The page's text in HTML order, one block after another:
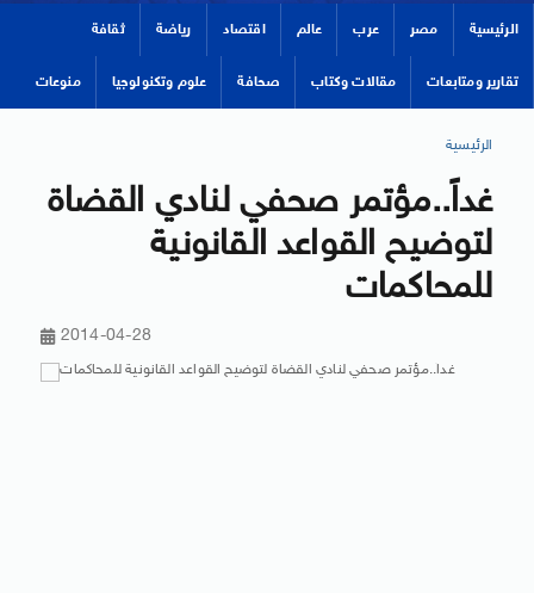
الرئيسية مصر عرب عالم اقتصاد رياضة ثقافة
تقارير ومتابعات مقالات وكتاب صحافة علوم وتكنولوجيا منوعات
الرئيسية
غداً..مؤتمر صحفي لنادي القضاة
لتوضيح القواعد القانونية
للمحاكمات
2014-04-28